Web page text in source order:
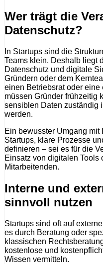
Wer trägt die
Datenschutz?
In Startups sind die
Teams klein. Deshalb liegt
Datenschutz und digitale
Gründern oder dem
einen Betriebsrat oder
müssen Gründer frühzeitig
sensiblen Daten zuständig
werden.
Ein bewusster Umgang mit
Startups, klare Prozesse
definieren – sei es für die
Einsatz von digitalen
Mitarbeitenden.
Interne und
sinnvoll nutzen
Startups sind oft auf
es durch Beratung oder
klassischen
kostenlose und
Wissen vermitteln.